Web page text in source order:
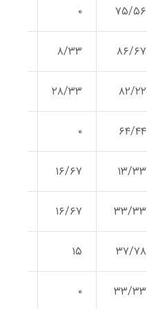
۷۵/۵۶ ۰
۸۶/۶۷ ۸/۳۳
۸۲/۲۲ ۲۸/۳۳
۶۴/۴۴ ۰
۱۳/۳۳ ۱۶/۶۷
۳۳/۳۳ ۱۶/۶۷
۳۷/۷۸ ۱۵
۳۳/۳۳ ۰